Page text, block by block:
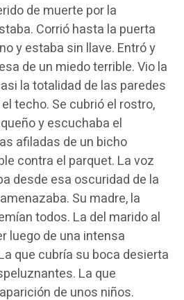
de muerte por la
Corrió hasta la puerta
y estaba sin llave. Entró y
de un miedo terrible. Vio la
la totalidad de las paredes
techo. Se cubrió el rostro,
y escuchaba el
afiladas de un bicho
contra el parquet. La voz
desde esa oscuridad de la
Su madre, la
todos. La del marido al
luego de una intensa
que cubría su boca desierta
La que
de unos niños.